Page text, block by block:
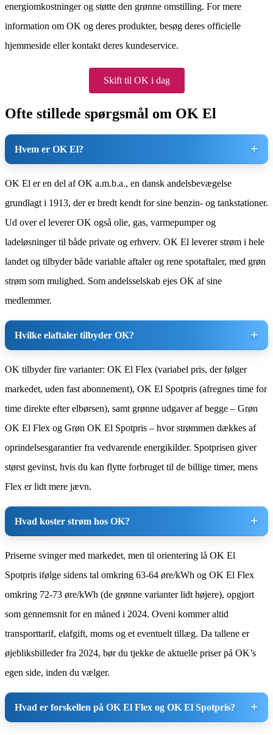
energiomkostninger og støtte den grønne omstilling. For mere
information om OK og deres produkter, besøg deres officielle
hjemmeside eller kontakt deres kundeservice.
Skift til OK i dag
Ofte stillede spørgsmål om OK El
Hvem er OK El?
OK El er en del af OK a.m.b.a., en dansk andelsbevægelse
grundlagt i 1913, der er bredt kendt for sine benzin- og tankstationer.
Ud over el leverer OK også olie, gas, varmepumper og
ladeløsninger til både private og erhverv. OK El leverer strøm i hele
landet og tilbyder både variable aftaler og rene spotaftaler, med grøn
strøm som mulighed. Som andelsselskab ejes OK af sine
medlemmer.
Hvilke elaftaler tilbyder OK?
OK tilbyder fire varianter: OK El Flex (variabel pris, der følger
markedet, uden fast abonnement), OK El Spotpris (afregnes time for
time direkte efter elbørsen), samt grønne udgaver af begge – Grøn
OK El Flex og Grøn OK El Spotpris – hvor strømmen dækkes af
oprindelsesgarantier fra vedvarende energikilder. Spotprisen giver
størst gevinst, hvis du kan flytte forbruget til de billige timer, mens
Flex er lidt mere jævn.
Hvad koster strøm hos OK?
Priserne svinger med markedet, men til orientering lå OK El
Spotpris ifølge sidens tal omkring 63-64 øre/kWh og OK El Flex
omkring 72-73 øre/kWh (de grønne varianter lidt højere), opgjort
som gennemsnit for en måned i 2024. Oveni kommer altid
transporttarif, elafgift, moms og et eventuelt tillæg. Da tallene er
øjebliksbilleder fra 2024, bør du tjekke de aktuelle priser på OK’s
egen side, inden du vælger.
Hvad er forskellen på OK El Flex og OK El Spotpris?